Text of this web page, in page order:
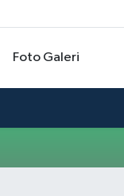
Foto Galeri